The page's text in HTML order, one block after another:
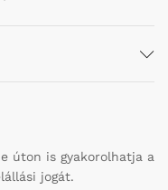
úton is gyakorolhatja a
jogát.